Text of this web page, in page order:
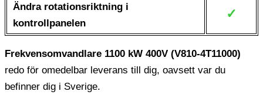
Ändra rotationsriktning i
kontrollpanelen
✓
Frekvensomvandlare 1100 kW 400V (V810-4T11000)
redo för omedelbar leverans till dig, oavsett var du
befinner dig i Sverige.